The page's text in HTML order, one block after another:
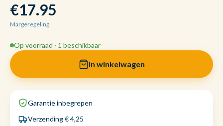
€17.95
Margeregeling
Op voorraad · 1 beschikbaar
In winkelwagen
Garantie inbegrepen
Verzending € 4,25